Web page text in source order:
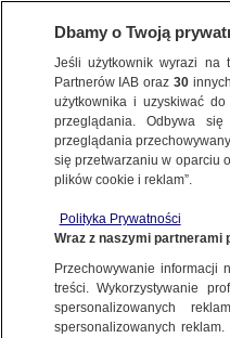
ŚWIAT
19.08.2007, 08:37
Udostępnij
Dbamy o Twoją
Jeśli użytkownik wyrazi
Partnerów IAB oraz30
użytkownika i uzyskiwać
przeglądania. Odbywa
przeglądania
się przetwarzaniu w oparciu
plików cookie i reklam”.
Polityka Prywatności
Wraz z naszymi partnerami
Przechowywanie
treści. Wykorzystywanie
spersonalizowanych
spersonalizowanych